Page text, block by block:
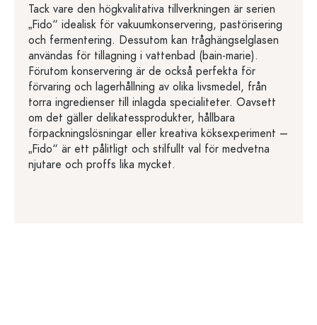
Tack vare den högkvalitativa tillverkningen är serien
„Fido“ idealisk för vakuumkonservering, pastörisering
och fermentering. Dessutom kan tråghängselglasen
användas för tillagning i vattenbad (bain-marie).
Förutom konservering är de också perfekta för
förvaring och lagerhållning av olika livsmedel, från
torra ingredienser till inlagda specialiteter. Oavsett
om det gäller delikatessprodukter, hållbara
förpackningslösningar eller kreativa köksexperiment –
„Fido“ är ett pålitligt och stilfullt val för medvetna
njutare och proffs lika mycket.